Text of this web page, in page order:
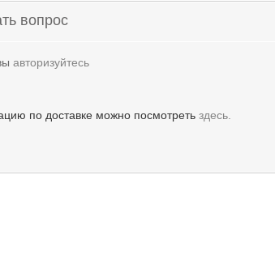
вопрос
авторизуйтесь
по доставке можно посмотреть здесь.